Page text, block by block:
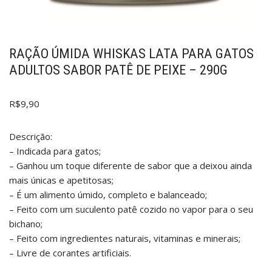
RAÇÃO ÚMIDA WHISKAS LATA PARA GATOS
ADULTOS SABOR PATÊ DE PEIXE – 290G
R$9,90
Descrição:
– Indicada para gatos;
– Ganhou um toque diferente de sabor que a deixou ainda
mais únicas e apetitosas;
– É um alimento úmido, completo e balanceado;
– Feito com um suculento patê cozido no vapor para o seu
bichano;
– Feito com ingredientes naturais, vitaminas e minerais;
– Livre de corantes artificiais.